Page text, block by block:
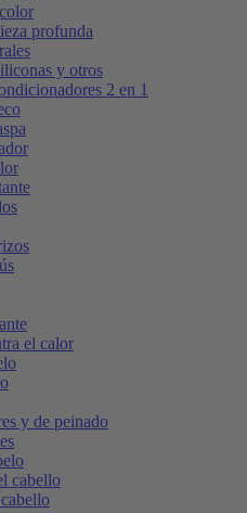
profunda
y otros
2 en 1
el calor
y de peinado
cabello